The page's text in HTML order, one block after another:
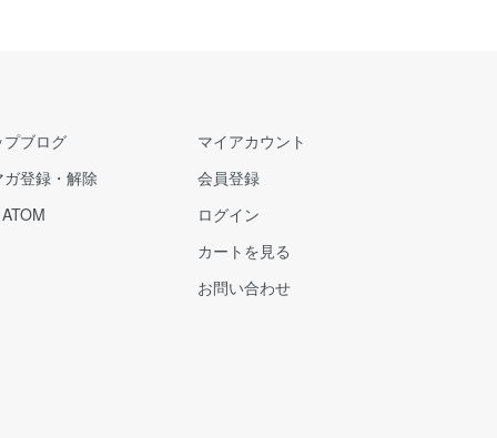
プブログ
ガ登録・解除
ATOM
マイアカウント
会員登録
ログイン
カートを見る
お問い合わせ